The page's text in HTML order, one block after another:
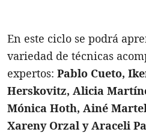
En este ciclo se podrá
variedad de técnicas
expertos: Pablo Cueto,
Herskovitz, Alicia
Mónica Hoth, Ainé
Xareny Orzal y Araceli